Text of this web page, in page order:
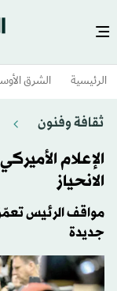
الرئيسية الشرق
ثقافة وفنون
الإعلام
الانحياز
مواقف الرئيس
جديدة